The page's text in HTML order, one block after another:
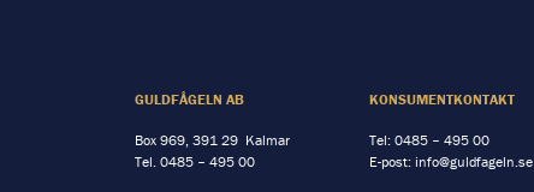
GULDFÅGELN AB
Box 969, 391 29 Kalmar
Tel. 0485 – 495 00
KONSUMENTKONTAKT
Tel: 0485 – 495 00
E-post: info@guldfageln.se